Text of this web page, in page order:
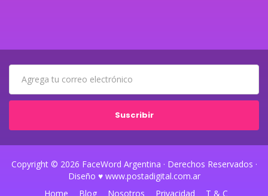
Suscribir
Copyright © 2026 FaceWord Argentina · Derechos Reservados ·
Diseño ♥ www.postadigital.com.ar
Home
Blog Nosotros Privacidad T & C